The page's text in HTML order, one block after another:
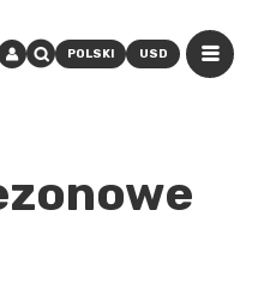
POLSKI USD